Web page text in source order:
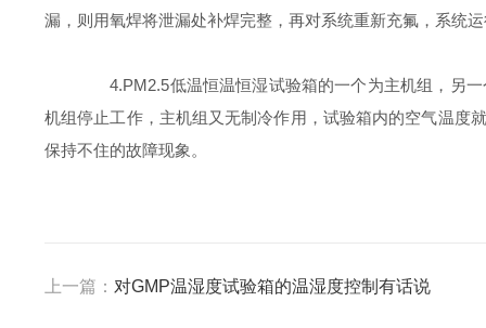
漏，则用氧焊将泄漏处补焊完整，再对系统重新充氟，系统
4.PM2.5低温恒温恒湿试验箱的一个为主机组，另一
机组停止工作，主机组又无制冷作用，试验箱内的空气温度
保持不住的故障现象。
上一篇： 对GMP温湿度试验箱的温湿度控制有话说